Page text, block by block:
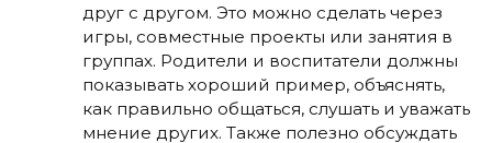
друг с другом. Это можно сделать через
игры, совместные проекты или занятия в
группах. Родители и воспитатели должны
показывать хороший пример, объяснять,
как правильно общаться, слушать и уважать
мнение других. Также полезно обсуждать